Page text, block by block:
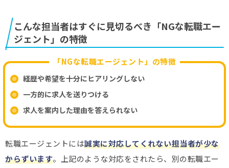
こんな担当者はすぐに見切るべき「NGな転職エー
ジェント」の特徴
「NGな転職エージェント」の特徴
経歴や希望を十分にヒアリングしない
一方的に求人を送りつける
求人を案内した理由を答えられない
転職エージェントには誠実に対応してくれない担当者が少な
からずいます。上記のような対応をされたら、別の転職エー